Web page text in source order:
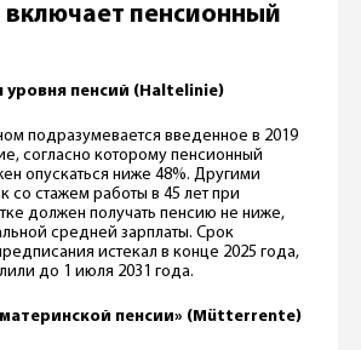
включает пенсионный
уровня пенсий (Haltelinie)
подразумевается введенное в 2019
согласно которому пенсионный
опускаться ниже 48%. Другими
со стажем работы в 45 лет при
должен получать пенсию не ниже,
средней зарплаты. Срок
истекал в конце 2025 года,
до 1 июля 2031 года.
пенсии» (Mütterrente)